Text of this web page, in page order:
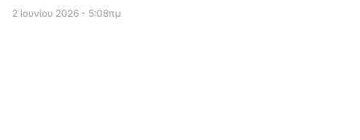
2 Ιουνίου 2026 - 5:08πμ